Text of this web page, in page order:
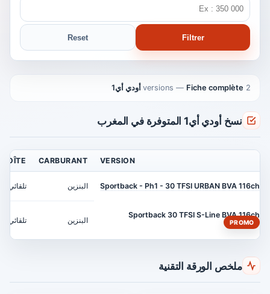
Filtrer
Reset
2 versions
— Fiche complète أودي أي1
نسخ أودي أي1 المتوفرة في المغرب
VERSION
CARBURANT
BOÎTE
Sportback - Ph1 - 30 TFSI URBAN BVA 116ch البنزين تلقائي
Sportback 30 TFSI S-Line BVA 116ch
PROMO البنزين تلقائي
ملخص الورقة التقنية